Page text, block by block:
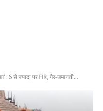
6 से ज्यादा पर FIR, गैर-जमानती...